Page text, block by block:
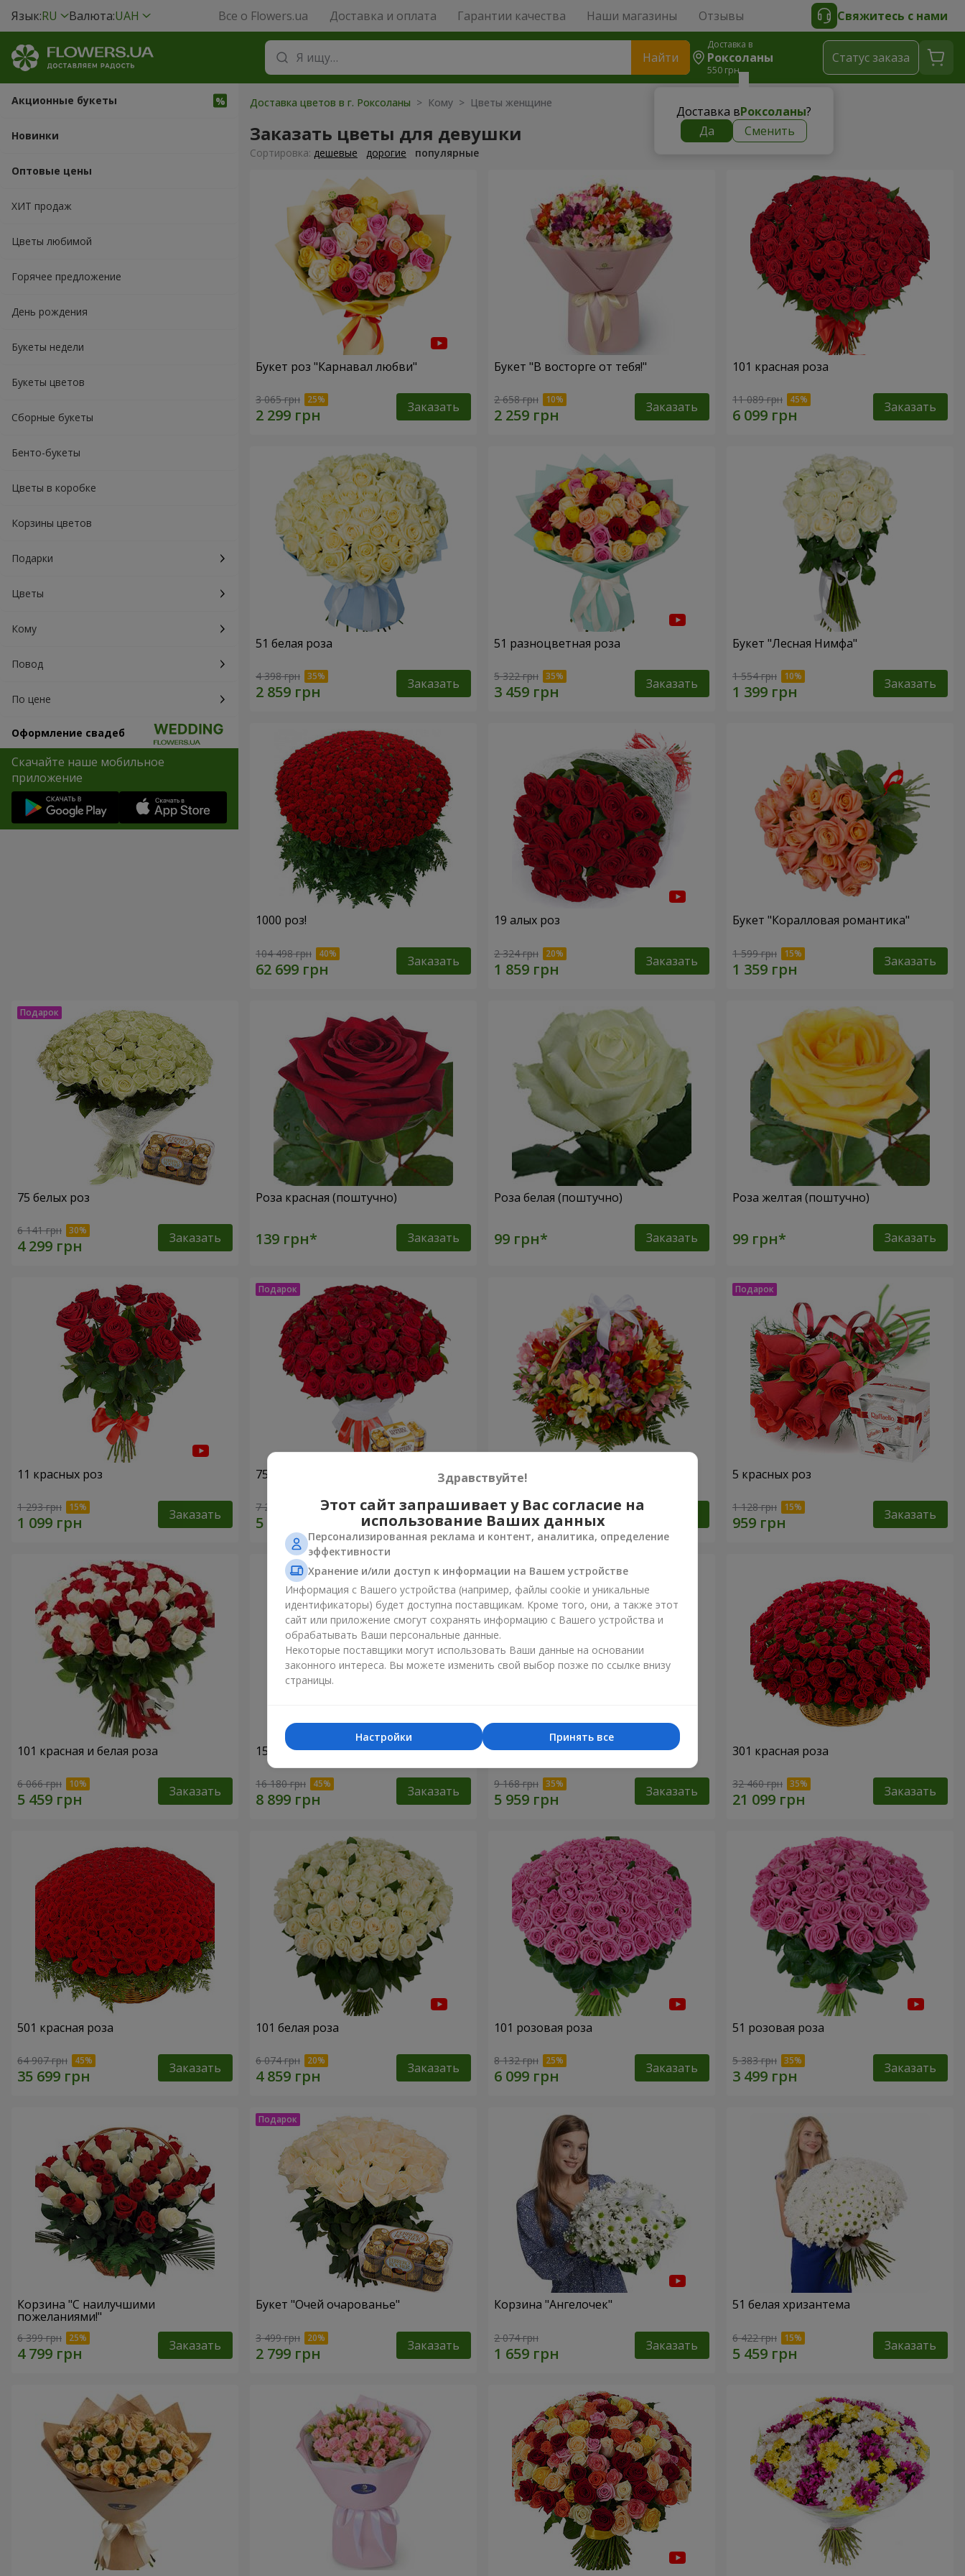
Язык:RU Валюта:UAH Все о Flowers.ua Доставка и оплата Гарантии качества Наши магазины Отзывы Свяжитесь с нами
Найти
Доставка в
Роксоланы
550 грн
Доставка вРоксоланы?
Да
Сменить
Cтатус заказа
Акционные букеты
Новинки
Оптовые цены
ХИТ продаж
Цветы любимой
Горячее предложение
День рождения
Букеты недели
Букеты цветов
Сборные букеты
Бенто-букеты
Цветы в коробке
Корзины цветов
Подарки
Цветы
Кому
Повод
По цене
Оформление свадеб
Скачайте наше мобильное
приложение
Доставка цветов в г. Роксоланы > Кому > Цветы женщине
Заказать цветы для девушки
Cортировка: дешевые дорогие популярные
Букет роз "Карнавал любви"
3 065 грн Заказать
Букет "В восторге от тебя!"
2 658 грн Заказать
101 красная роза
11 089 грн Заказать
51 белая роза
4 398 грн Заказать
51 разноцветная роза
5 322 грн Заказать
Букет "Лесная Нимфа"
1 554 грн Заказать
1000 роз!
104 498 грн Заказать
19 алых роз
2 324 грн Заказать
Букет "Коралловая романтика"
1 599 грн Заказать
75 белых роз
6 141 грн Заказать
Роза красная (поштучно)
Заказать
Роза белая (поштучно)
Заказать
Роза желтая (поштучно)
Заказать
11 красных роз
1 293 грн Заказать
75 красных роз
7 284 грн Заказать
Корзина альстромерий "Акварель"
3 528 грн
5 красных роз
1 128 грн Заказать
101 красная и белая роза
6 066 грн Заказать
151 красная роза
16 180 грн Заказать
101 разноцветная роза
9 168 грн Заказать
301 красная роза
32 460 грн Заказать
501 красная роза
64 907 грн Заказать
101 белая роза
6 074 грн Заказать
101 розовая роза
8 132 грн Заказать
51 розовая роза
5 383 грн Заказать
Корзина "С наилучшими
пожеланиями!"
6 399 грн Заказать
Букет "Очей очарованье"
3 499 грн Заказать
Корзина "Ангелочек"
2 074 грн Заказать
51 белая хризантема
6 422 грн Заказать
Здравствуйте!
Этот сайт запрашивает у Вас согласие на
использование Ваших данных
Персонализированная реклама и контент, аналитика, определение
эффективности
Хранение и/или доступ к информации на Вашем устройстве
Информация с Вашего устройства (например, файлы cookie и уникальные
идентификаторы) будет доступна поставщикам. Кроме того, они, а также этот
сайт или приложение смогут сохранять информацию с Вашего устройства и
обрабатывать Ваши персональные данные.
Некоторые поставщики могут использовать Ваши данные на основании
законного интереса. Вы можете изменить свой выбор позже по ссылке внизу
страницы.
Принять все
Настройки